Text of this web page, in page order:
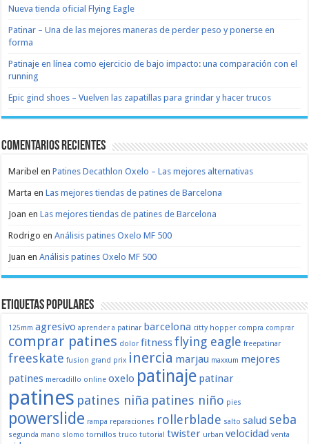
Nueva tienda oficial Flying Eagle
Patinar – Una de las mejores maneras de perder peso y ponerse en
forma
Patinaje en línea como ejercicio de bajo impacto: una comparación con el
running
Epic gind shoes – Vuelven las zapatillas para grindar y hacer trucos
Comentarios recientes
Maribel enPatines Decathlon Oxelo – Las mejores alternativas
Marta enLas mejores tiendas de patines de Barcelona
Joan enLas mejores tiendas de patines de Barcelona
Rodrigo enAnálisis patines Oxelo MF 500
Juan enAnálisis patines Oxelo MF 500
Etiquetas populares
125mm agresivo aprender a patinar barcelona citty hopper compra comprar
comprar patines dolor fitnessflying eagle freepatinar
freeskate fusion grand prix inercia marjau maxxum mejores
patines mercadillo online oxelo patinaje patinar
patines patines niña patines niño pies
powerslide rampa reparaciones rollerblade salto salud seba
segunda mano slomo tornillos truco tutorial twister urban velocidad venta